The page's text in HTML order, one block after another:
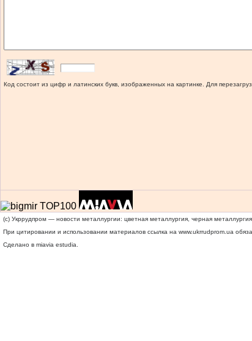
Код состоит из цифр и латинских букв, изображенных на картинке. Для
(c) Укррудпром — новости металлургии: цветная металлургия, черная
При цитировании и использовании материалов ссылка на www.ukrrudprom.ua
Сделано в miavia estudia.